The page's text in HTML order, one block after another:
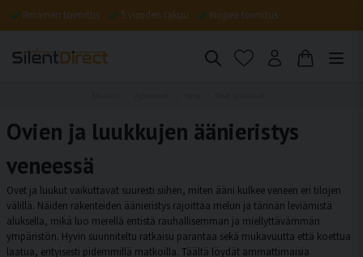
Ilmainen toimitus 5 vuoden takuu Nopea toimitus
Ovien ja luukkujen äänieristys
veneessä
Ovet ja luukut vaikuttavat suuresti siihen, miten ääni kulkee veneen eri tilojen
välillä. Näiden rakenteiden äänieristys rajoittaa melun ja tärinän leviämistä
aluksella, mikä luo merellä entistä rauhallisemman ja miellyttävämmän
ympäristön. Hyvin suunniteltu ratkaisu parantaa sekä mukavuutta että koettua
laatua, erityisesti pidemmillä matkoilla. Täältä löydät ammattimaisia